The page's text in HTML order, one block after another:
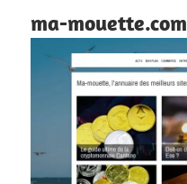
ma-mouette.com